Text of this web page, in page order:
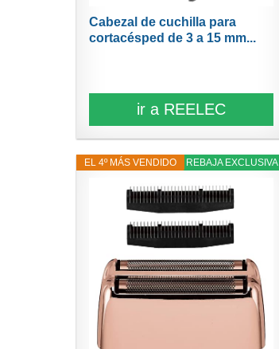
Cabezal de cuchilla para
cortacésped de 3 a 15 mm...
ir a REELEC
14% REBAJA EXCLUSIVA
EL 4º MÁS VENDIDO